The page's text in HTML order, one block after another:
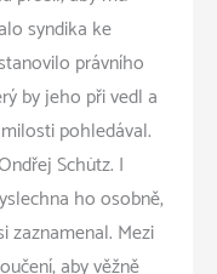
syndika ke
právního
by jeho při vedl a
pohledával.
Schütz. I
ho osobně,
zaznamenal. Mezi
aby věžně